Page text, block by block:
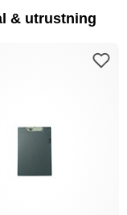
& utrustning